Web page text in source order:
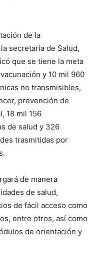
de la
secretaria de Salud,
que se tiene la meta
y 10 mil 960
no transmisibles,
prevención de
18 mil 156
de salud y 326
trasmitidas por
de manera
de salud,
de fácil acceso como
entre otros, así como
de orientación y